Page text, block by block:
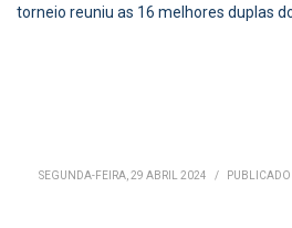
torneio reuniu as 16 melhores duplas
SEGUNDA-FEIRA, 29 ABRIL 2024 / PUBLICADO